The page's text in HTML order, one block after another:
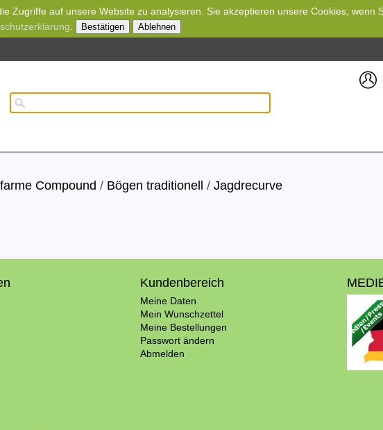
Zugriffe auf unsere Website zu analysieren. Sie akzeptieren unsere Cookies, wenn
Bestätigen Ablehnen
Compound / Bögen traditionell / Jagdrecurve
Kundenbereich
Meine Daten
Mein Wunschzettel
Meine Bestellungen
Passwort ändern
Abmelden